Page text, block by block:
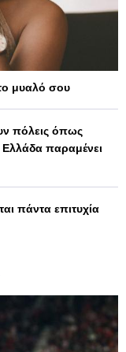
μυαλό σου
πόλεις όπως
παραμένει
πάντα επιτυχία